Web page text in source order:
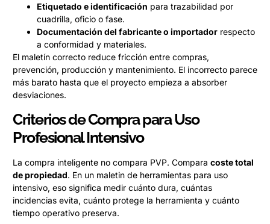
Etiquetado e identificación para trazabilidad por
cuadrilla, oficio o fase.
Documentación del fabricante o importador respecto
a conformidad y materiales.
El maletín correcto reduce fricción entre compras,
prevención, producción y mantenimiento. El incorrecto parece
más barato hasta que el proyecto empieza a absorber
desviaciones.
Criterios de Compra para Uso
Profesional Intensivo
La compra inteligente no compara PVP. Compara coste total
de propiedad. En un maletin de herramientas para uso
intensivo, eso significa medir cuánto dura, cuántas
incidencias evita, cuánto protege la herramienta y cuánto
tiempo operativo preserva.